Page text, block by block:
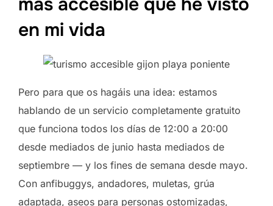
en mi vida
Pero para que os hagáis una idea: estamos
hablando de un servicio completamente gratuito
que funciona todos los días de 12:00 a 20:00
desde mediados de junio hasta mediados de
septiembre — y los fines de semana desde mayo.
Con anfibuggys, andadores, muletas, grúa
adaptada, aseos para personas ostomizadas,